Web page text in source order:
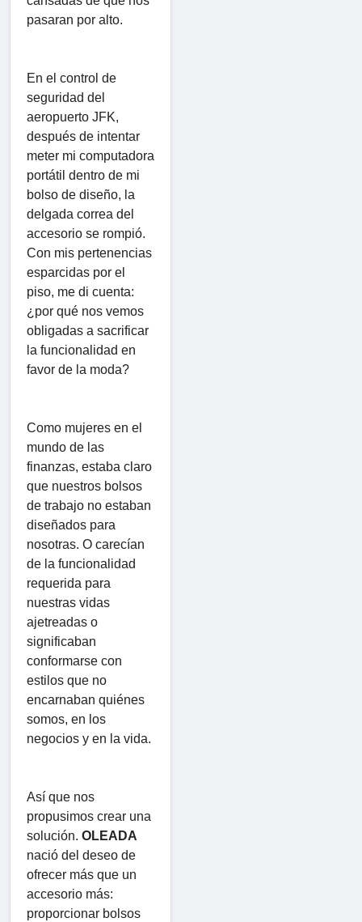
pasaran por alto.
En el control de
seguridad del
aeropuerto JFK,
después de intentar
meter mi computadora
portátil dentro de mi
bolso de diseño, la
delgada correa del
accesorio se rompió.
Con mis pertenencias
esparcidas por el
piso, me di cuenta:
¿por qué nos vemos
obligadas a sacrificar
la funcionalidad en
favor de la moda?
Como mujeres en el
mundo de las
finanzas, estaba claro
que nuestros bolsos
de trabajo no estaban
diseñados para
nosotras. O carecían
de la funcionalidad
requerida para
nuestras vidas
ajetreadas o
significaban
conformarse con
estilos que no
encarnaban quiénes
somos, en los
negocios y en la vida.
Así que nos
propusimos crear una
solución. OLEADA
nació del deseo de
ofrecer más que un
accesorio más:
proporcionar bolsos